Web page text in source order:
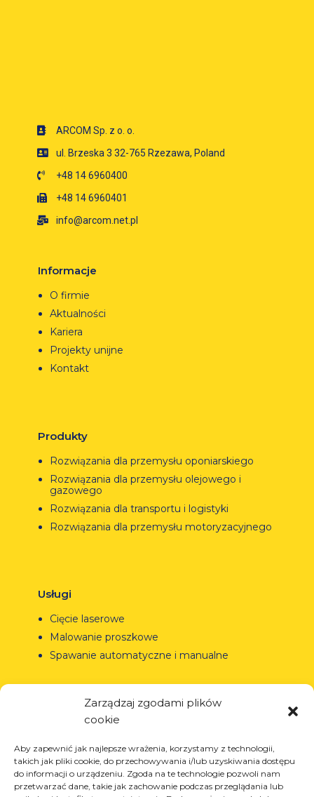
Zarządzaj zgodami plików
cookie
Aby zapewnić jak najlepsze wrażenia, korzystamy z technologii,
takich jak pliki cookie, do przechowywania i/lub uzyskiwania dostępu
do informacji o urządzeniu. Zgoda na te technologie pozwoli nam
przetwarzać dane, takie jak zachowanie podczas przeglądania lub
ARCOM Sp. z o. o.
ul. Brzeska 3 32-765 Rzezawa, Poland
+48 14 6960400
+48 14 6960401
info@arcom.net.pl
Informacje
O firmie
Aktualności
Kariera
Projekty unijne
Kontakt
Produkty
Rozwiązania dla przemysłu oponiarskiego
Rozwiązania dla przemysłu olejowego i
gazowego
Rozwiązania dla transportu i logistyki
Rozwiązania dla przemysłu motoryzacyjnego
Usługi
Cięcie laserowe
Malowanie proszkowe
Spawanie automatyczne i manualne
© Copyright 2023.All Rights Reserved.
Znak towarowy Arcom jest
chroniony świadectwem nr
290764 wydanym przez
Urząd Patentowy
REGON: 850412167, NIP:
PL868-10-14-503, KRS:
0000973495 wyst. przez Sąd
Rejonowy dla Krakowa-